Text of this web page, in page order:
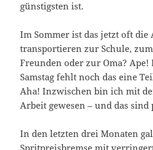
günstigsten ist.
Im Sommer ist das jetzt oft die
transportieren zur Schule,
Freunden oder zur Oma? Ape!
Samstag fehlt noch das eine
Aha! Inzwischen bin ich mit
Arbeit gewesen – und das sind
In den letzten drei Monaten
Spritpreisbremse mit